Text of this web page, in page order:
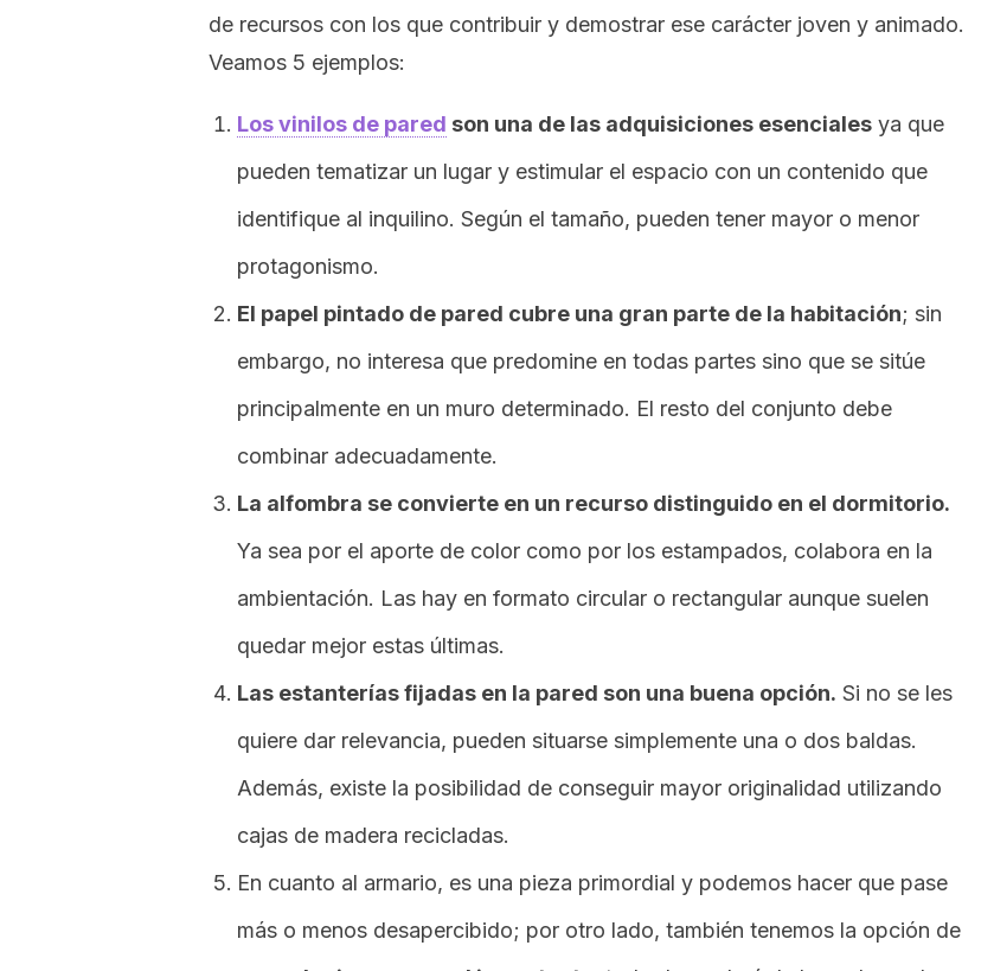
de recursos con los que contribuir y demostrar ese carácter joven y animado.
Veamos 5 ejemplos:
Los vinilos de pared son una de las adquisiciones esenciales ya que
pueden tematizar un lugar y estimular el espacio con un contenido que
identifique al inquilino. Según el tamaño, pueden tener mayor o menor
protagonismo.
El papel pintado de pared cubre una gran parte de la habitación; sin
embargo, no interesa que predomine en todas partes sino que se sitúe
principalmente en un muro determinado. El resto del conjunto debe
combinar adecuadamente.
La alfombra se convierte en un recurso distinguido en el dormitorio.
Ya sea por el aporte de color como por los estampados, colabora en la
ambientación. Las hay en formato circular o rectangular aunque suelen
quedar mejor estas últimas.
Las estanterías fijadas en la pared son una buena opción. Si no se les
quiere dar relevancia, pueden situarse simplemente una o dos baldas.
Además, existe la posibilidad de conseguir mayor originalidad utilizando
cajas de madera recicladas.
En cuanto al armario, es una pieza primordial y podemos hacer que pase
más o menos desapercibido; por otro lado, también tenemos la opción de